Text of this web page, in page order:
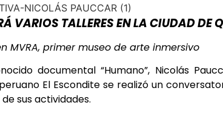
VARIOS TALLERES EN LA CIUDAD DE
MVRA, primer museo de arte inmersivo
documental “Humano”, Nicolás
El Escondite se realizó un
sus actividades.